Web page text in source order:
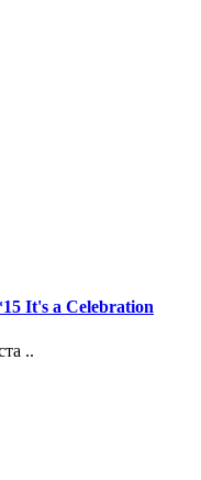
It's a Celebration
..